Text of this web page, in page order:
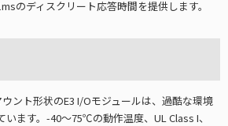
のディスクリート応答時間を提供します。
ント形状のE3 I/Oモジュールは、過酷な環境
います。-40～75℃の動作温度、UL Class I、